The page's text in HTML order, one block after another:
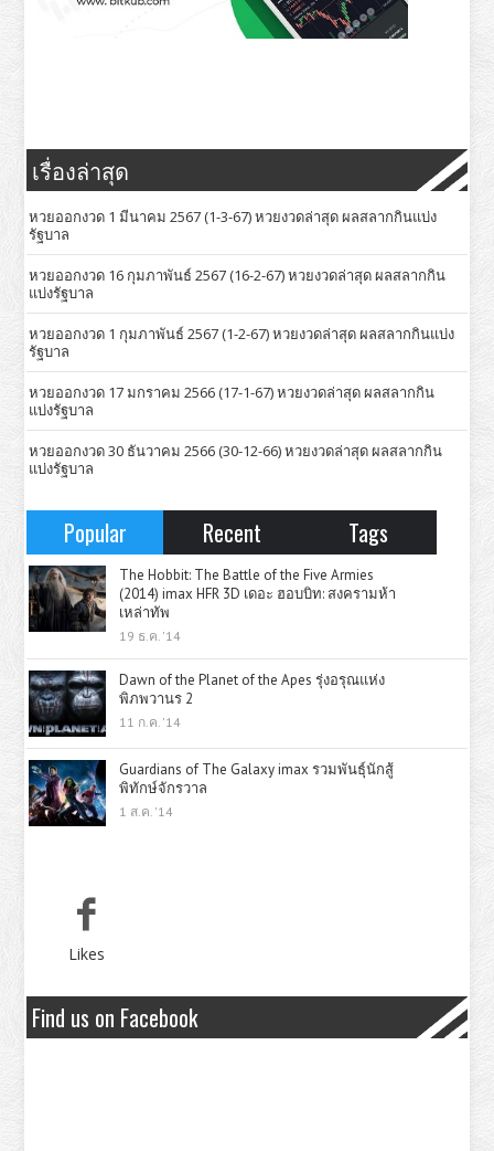
เรื่องล่าสุด
หวยออกงวด 1 มีนาคม 2567 (1-3-67) หวยงวดล่าสุด ผลสลากกินแบ่ง
รัฐบาล
หวยออกงวด 16 กุมภาพันธ์ 2567 (16-2-67) หวยงวดล่าสุด ผลสลากกิน
แบ่งรัฐบาล
หวยออกงวด 1 กุมภาพันธ์ 2567 (1-2-67) หวยงวดล่าสุด ผลสลากกินแบ่ง
รัฐบาล
หวยออกงวด 17 มกราคม 2566 (17-1-67) หวยงวดล่าสุด ผลสลากกิน
แบ่งรัฐบาล
หวยออกงวด 30 ธันวาคม 2566 (30-12-66) หวยงวดล่าสุด ผลสลากกิน
แบ่งรัฐบาล
Popular Recent Tags
The Hobbit: The Battle of the Five Armies
(2014) imax HFR 3D เดอะ ฮอบบิท: สงครามห้า
เหล่าทัพ
19 ธ.ค. '14
Dawn of the Planet of the Apes รุ่งอรุณแห่ง
พิภพวานร 2
11 ก.ค. '14
Guardians of The Galaxy imax รวมพันธุ์นักสู้
พิทักษ์จักรวาล
1 ส.ค. '14
Likes
Find us on Facebook